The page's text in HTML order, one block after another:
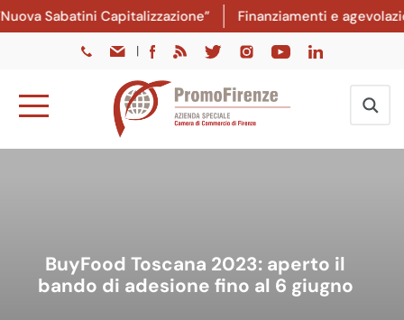
Sabatini Capitalizzazione” Finanziamenti e
|
BuyFood Toscana 2023: aperto il
bando di adesione fino al 6 giugno